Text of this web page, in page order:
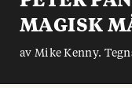
MAGISK
av Mike Kenny.